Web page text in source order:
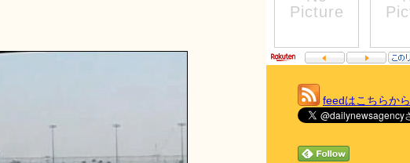
feedはこちらから